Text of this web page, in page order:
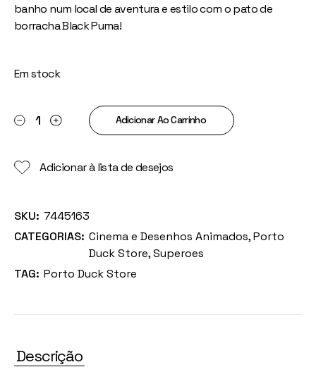
banho num local de aventura e estilo com o pato de
borracha Black Puma!
Em stock
Pato Black Puma quantityAdicionar Ao Carrinho
Adicionar à lista de desejos
SKU: 7445163
CATEGORIAS: Cinema e Desenhos Animados,Porto
Duck Store,Superoes
TAG: Porto Duck Store
Descrição